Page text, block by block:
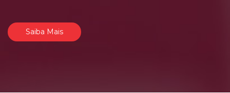
Saiba Mais